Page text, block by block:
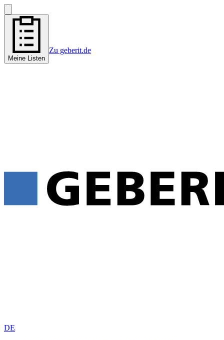
Meine Listen
Zu geberit.de
DE